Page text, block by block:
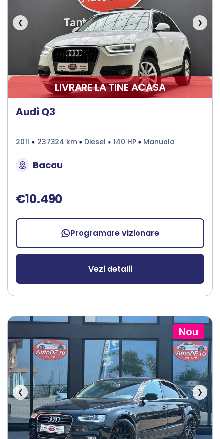
❮ ❯
LIVRARE LA TINE ACASA
Audi Q3
2011 237324 km Diesel 140 HP Manuala
Bacau
€10.490
Programare vizionare
Vezi detalii
Nou
❮ ❯